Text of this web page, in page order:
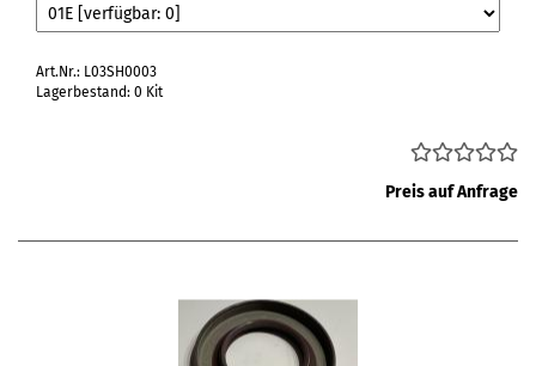
Art.Nr.: L03SH0003
Lagerbestand: 0 Kit
Preis auf Anfrage